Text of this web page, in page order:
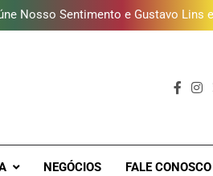
Rio sorteia MacBook e oferece vinho
de 190 milhões de litros
Nosso Sentimento e Gustavo Lins
Rio sorteia MacBook e oferece vinho
de 190 milhões de litros de
NEGÓCIOS FALE CONOSCO